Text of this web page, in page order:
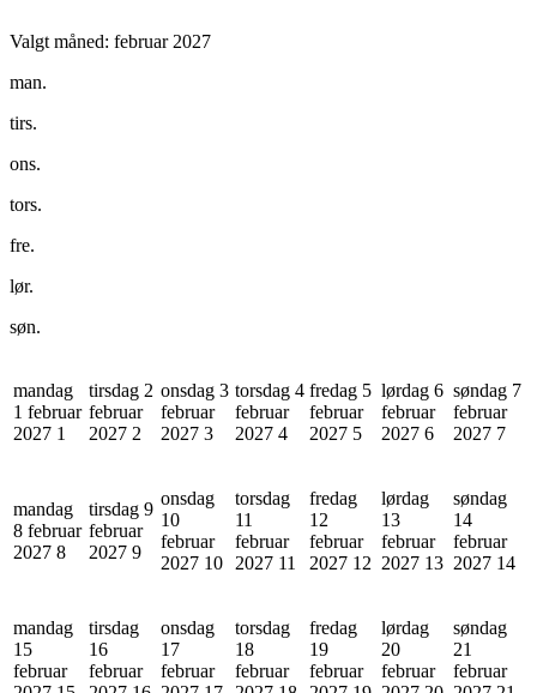
Valgt måned: februar 2027
man.
tirs.
ons.
tors.
fre.
lør.
søn.
mandag
1 februar
2027 1
tirsdag 2
februar
2027 2
onsdag 3
februar
2027 3
torsdag 4
februar
2027 4
fredag 5
februar
2027 5
lørdag 6
februar
2027 6
søndag 7
februar
2027 7
mandag
8 februar
2027 8
tirsdag 9
februar
2027 9
onsdag
10
februar
2027 10
torsdag
11
februar
2027 11
fredag
12
februar
2027 12
lørdag
13
februar
2027 13
søndag
14
februar
2027 14
mandag
15
februar
tirsdag
16
februar
onsdag
17
februar
torsdag
18
februar
fredag
19
februar
lørdag
20
februar
søndag
21
februar